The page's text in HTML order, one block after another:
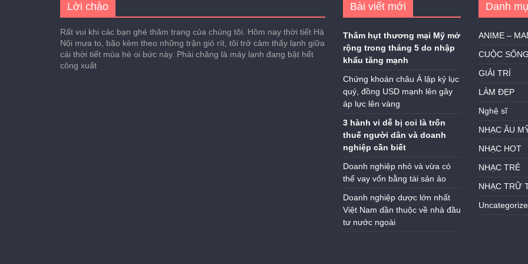
Lời chào
Rất vui khi các bạn ghé thăm trang của chúng tôi. Hôm nay thời tiết Hà
Nội mưa to, bão kèm theo những trận gió rít, tôi trở cảm thấy lạnh giữa
cái thời tiết mùa hè oi bức này. Phải chăng là máy lạnh đang bật hết
công xuất
Bài viết mới
Thâm hụt thương mại Mỹ mở
rộng trong tháng 5 do nhập
khẩu tăng mạnh
Chứng khoán châu Á lập kỷ lục
quý, đồng USD mạnh lên gây
áp lực lên vàng
3 hành vi dễ bị coi là trốn
thuế người dân và doanh
nghiệp cần biết
Doanh nghiệp nhỏ và vừa có
thể vay vốn bằng tài sản ảo
Doanh nghiệp dược lớn nhất
Việt Nam dần thuộc về nhà đầu
tư nước ngoài
Danh
ANIME –
CUỘC SỐNG
GIẢI TRÍ
LÀM ĐẸP
Nghệ sĩ
NHẠC ÂU
NHẠC HOT
NHẠC TRẺ
NHẠC TRỮ